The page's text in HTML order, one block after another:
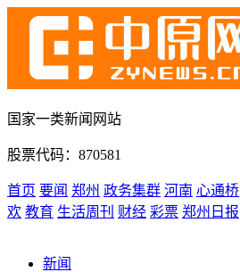
国家一类新闻网站
股票代码：870581
首页 要闻 郑州 政务集群 河南 心通桥
欢 教育 生活周刊 财经 彩票 郑州日报
新闻